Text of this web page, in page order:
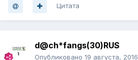
Цитата
d@ch*fangs(30)RUS
Опубликовано 19 августа, 2016